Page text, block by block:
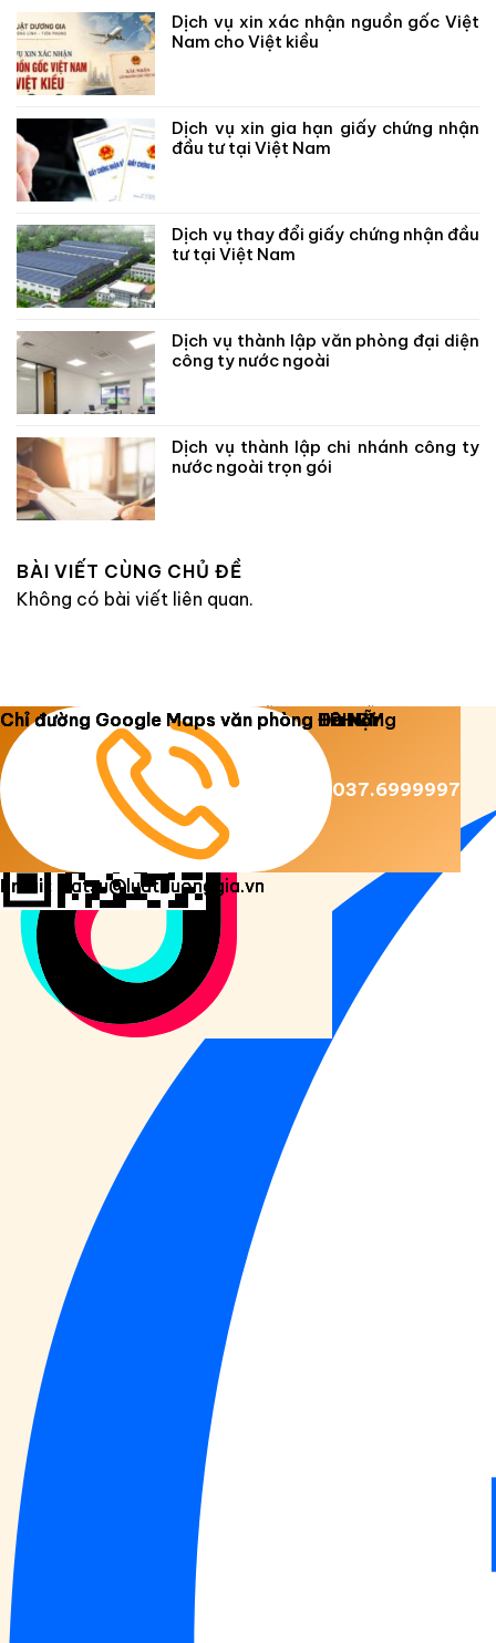
Dịch vụ xin xác nhận nguồn gốc Việt
Nam cho Việt kiều
Dịch vụ xin gia hạn giấy chứng nhận
đầu tư tại Việt Nam
Dịch vụ thay đổi giấy chứng nhận đầu
tư tại Việt Nam
Dịch vụ thành lập văn phòng đại diện
công ty nước ngoài
Dịch vụ thành lập chi nhánh công ty
nước ngoài trọn gói
BÀI VIẾT CÙNG CHỦ ĐỀ
Không có bài viết liên quan.
Copyright 2026 © Luật Dương Gia